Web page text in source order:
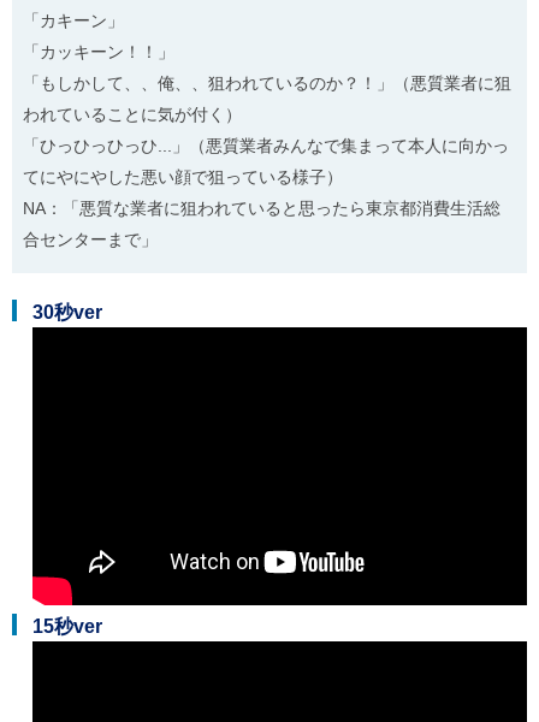
「カキーン」
「カッキーン！！」
「もしかして、、俺、、狙われているのか？！」（悪質業者に狙
われていることに気が付く）
「ひっひっひっひ...」（悪質業者みんなで集まって本人に向かっ
てにやにやした悪い顔で狙っている様子）
NA：「悪質な業者に狙われていると思ったら東京都消費生活総
合センターまで」
30秒ver
15秒ver